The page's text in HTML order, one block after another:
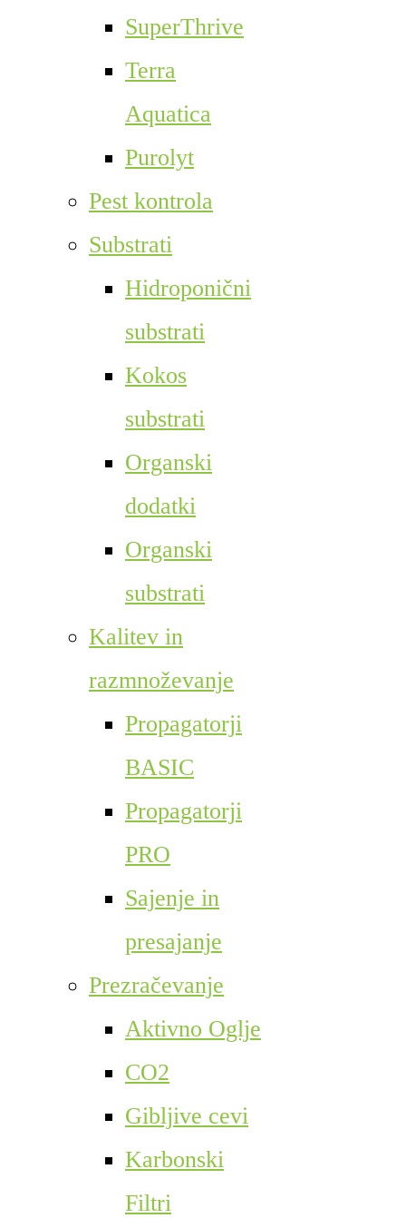
SuperThrive
Terra
Aquatica
Purolyt
Pest kontrola
Substrati
Hidroponični
substrati
Kokos
substrati
Organski
dodatki
Organski
substrati
Kalitev in
razmnoževanje
Propagatorji
BASIC
Propagatorji
PRO
Sajenje in
presajanje
Prezračevanje
Aktivno Oglje
CO2
Gibljive cevi
Karbonski
Filtri